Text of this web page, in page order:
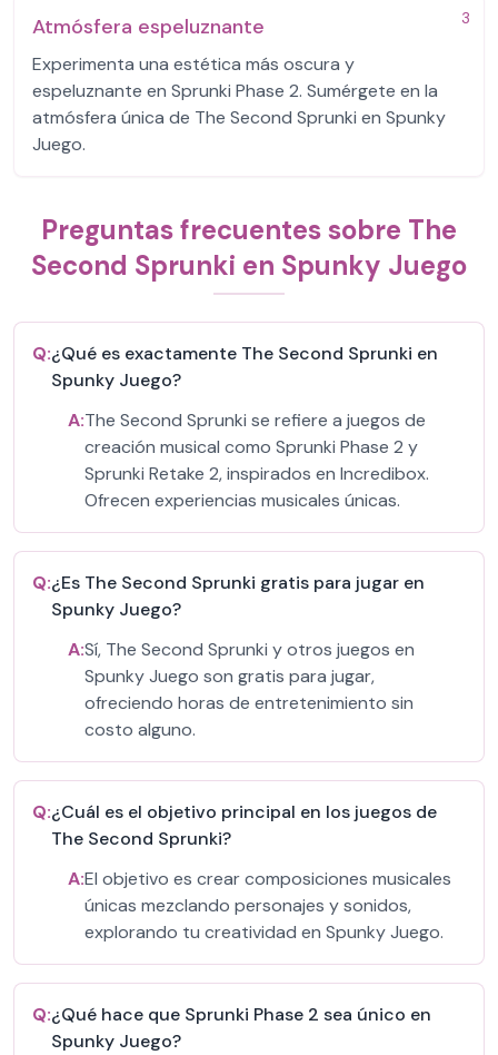
3
Atmósfera espeluznante
Experimenta una estética más oscura y
espeluznante en Sprunki Phase 2. Sumérgete en la
atmósfera única de The Second Sprunki en Spunky
Juego.
Preguntas frecuentes sobre The
Second Sprunki en Spunky Juego
Q:¿Qué es exactamente The Second Sprunki en
Spunky Juego?
A:The Second Sprunki se refiere a juegos de
creación musical como Sprunki Phase 2 y
Sprunki Retake 2, inspirados en Incredibox.
Ofrecen experiencias musicales únicas.
Q:¿Es The Second Sprunki gratis para jugar en
Spunky Juego?
A:Sí, The Second Sprunki y otros juegos en
Spunky Juego son gratis para jugar,
ofreciendo horas de entretenimiento sin
costo alguno.
Q:¿Cuál es el objetivo principal en los juegos de
The Second Sprunki?
A:El objetivo es crear composiciones musicales
únicas mezclando personajes y sonidos,
explorando tu creatividad en Spunky Juego.
Q:¿Qué hace que Sprunki Phase 2 sea único en
Spunky Juego?